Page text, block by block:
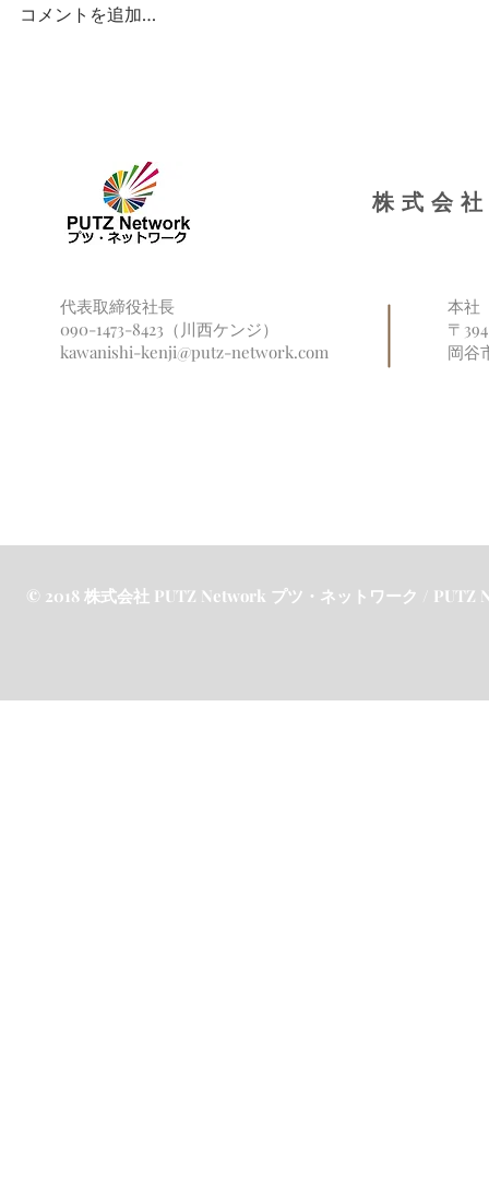
コメントを追加…
株式会
代表取締役社長
090-1473-8423（川西ケンジ）
kawanishi-kenji@putz-network.com
本社
〒
岡谷
© 2018 株式会社 PUTZ Network プツ・ネットワーク /